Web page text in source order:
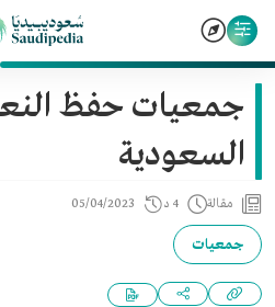
جمعيات حفظ
السعودية
مقالة 4 د 05/04/2023
جمعيات